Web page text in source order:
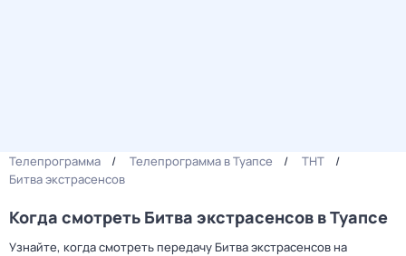
Телепрограмма Телепрограмма в Туапсе
ТНТ
Битва экстрасенсов
Когда смотреть Битва экстрасенсов в Туапсе
Узнайте, когда смотреть передачу Битва экстрасенсов на